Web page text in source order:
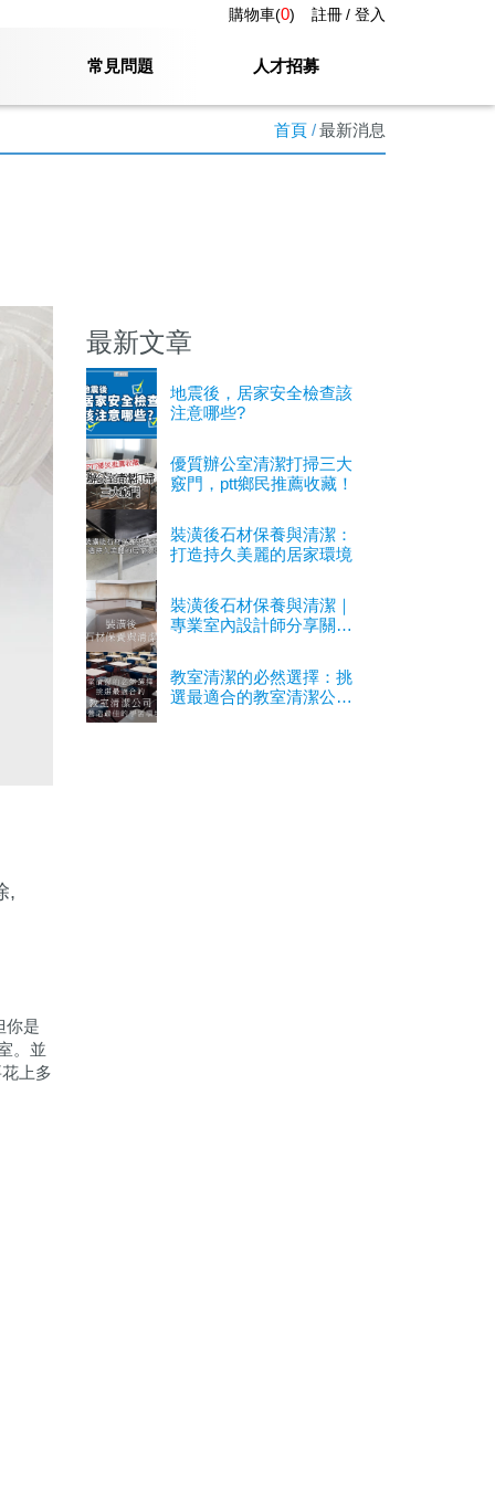
註冊 登入
購物車(0)
常見問題 人才招募
首頁 最新消息
,
你是
。並
上多
最新文章
地震後，居家安全檢查該
注意哪些?
優質辦公室清潔打掃三大
竅門，ptt鄉民推薦收藏！
裝潢後石材保養與清潔：
打造持久美麗的居家環境
裝潢後石材保養與清潔｜
專業室內設計師分享關鍵
教室清潔的必然選擇：挑
選最適合的教室清潔公司